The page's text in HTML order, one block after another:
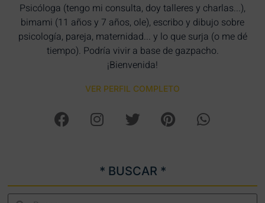
Psicóloga (tengo mi consulta, doy talleres y charlas...),
bimami (11 años y 7 años, ole), escribo y dibujo sobre
psicología, pareja, maternidad... y lo que surja (o me dé
tiempo). Podría vivir a base de gazpacho.
¡Bienvenida!
VER PERFIL COMPLETO
* BUSCAR *